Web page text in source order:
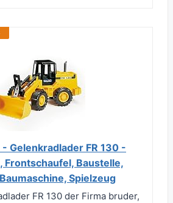
Gelenkradlader FR 130 -
Frontschaufel, Baustelle,
Spielzeug
FR 130 der Firma bruder,